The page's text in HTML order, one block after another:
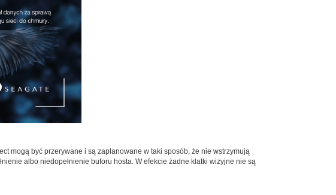
mogą być przerywane i są zaplanowane w taki sposób, że nie wstrzymują
albo niedopełnienie buforu hosta. W efekcie żadne klatki wizyjne nie są